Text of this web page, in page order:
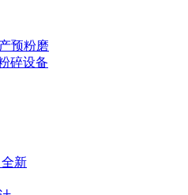
预粉磨
碎设备
新